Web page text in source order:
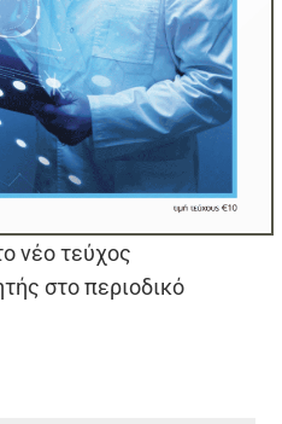
νέο τεύχος
στο περιοδικό